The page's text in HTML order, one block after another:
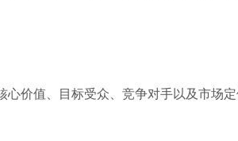
价值、目标受众、竞争对手以及市场